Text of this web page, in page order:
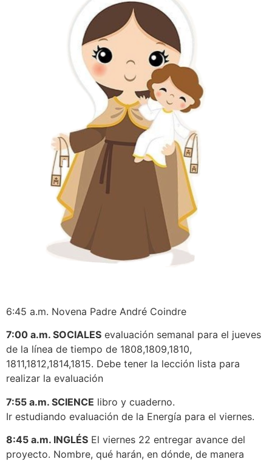
6:45 a.m. Novena Padre André Coindre
7:00 a.m. SOCIALES evaluación semanal para el jueves
de la línea de tiempo de 1808,1809,1810,
1811,1812,1814,1815. Debe tener la lección lista para
realizar la evaluación
7:55 a.m. SCIENCE libro y cuaderno.
Ir estudiando evaluación de la Energía para el viernes.
8:45 a.m. INGLÉS El viernes 22 entregar avance del
proyecto. Nombre, qué harán, en dónde, de manera